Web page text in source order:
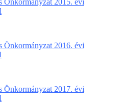
Önkormányzat 2015. évi
Önkormányzat 2016. évi
Önkormányzat 2017. évi